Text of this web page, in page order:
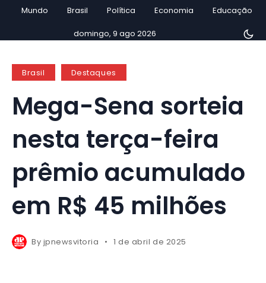
Mundo Brasil Política Economia Educação
domingo, 9 ago 2026
Brasil Destaques
Mega-Sena sorteia
nesta terça-feira
prêmio acumulado
em R$ 45 milhões
By jpnewsvitoria 1 de abril de 2025